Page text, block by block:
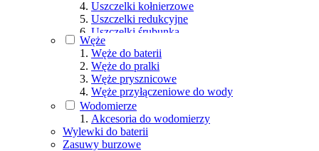
Uszczelki kołnierzowe
Uszczelki redukcyjne
Uszczelki śrubunka
Uszczelki syfonu
Uszczelki trapera
Uszczelki WC
Uszczelki wężyka
Uszczelki wodomierza
Wkładku gumowe, IN SITU
Zestawy naprawcze
Węże
Węże do baterii
Węże do pralki
Węże prysznicowe
Węże przyłączeniowe do wody
Wodomierze
Akcesoria do wodomierzy
Wylewki do baterii
Zasuwy burzowe